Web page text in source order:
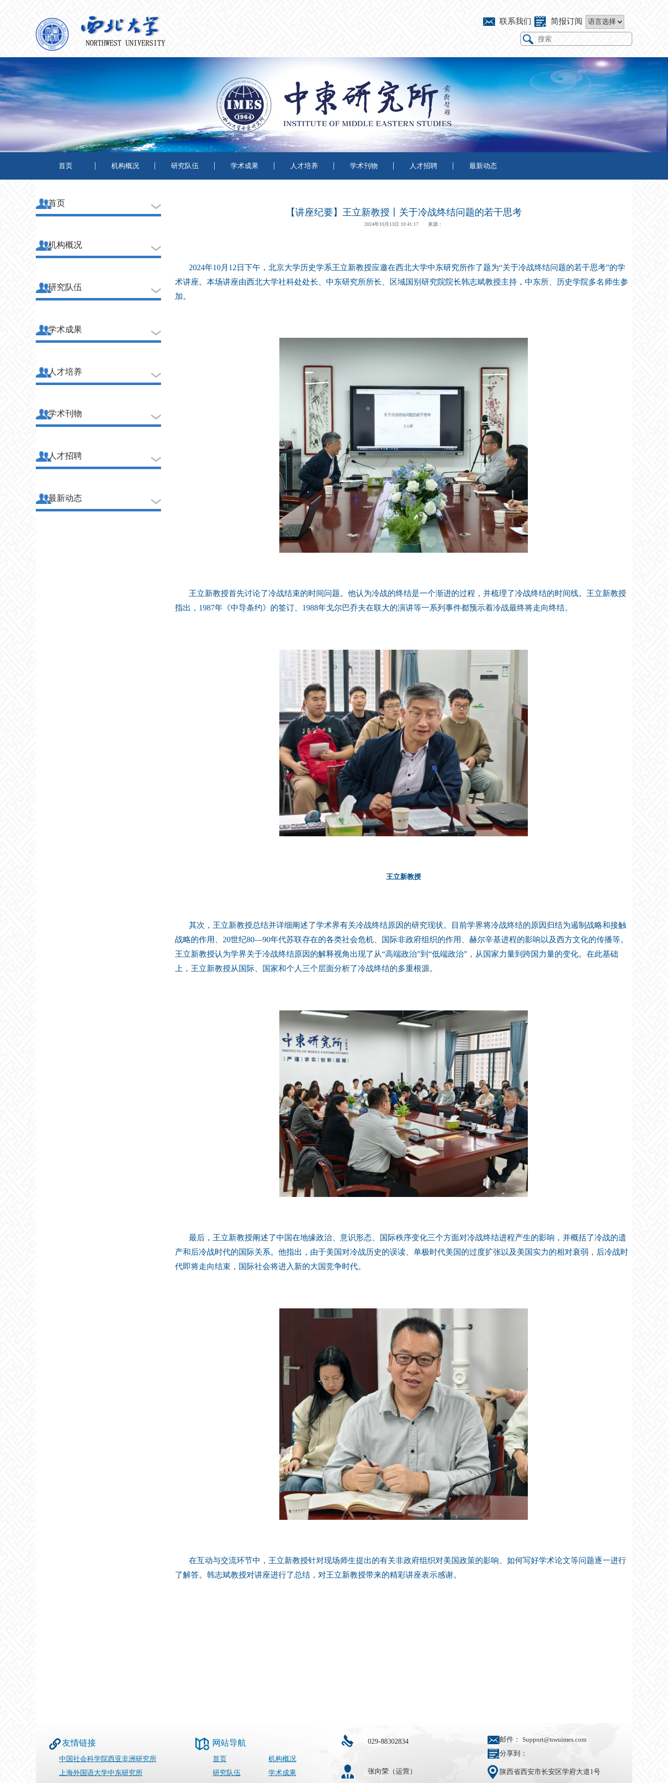
联系我们 简报订阅
首页 机构概况 研究队伍 学术成果 人才培养 学术刊物 人才招聘 最新动态
首页
机构概况
研究队伍
学术成果
人才培养
学术刊物
人才招聘
最新动态
【讲座纪要】王立新教授丨关于冷战终结问题的若干思考
2024年10月13日 10:41:17 来源：
2024年10月12日下午，北京大学历史学系王立新教授应邀在西北大学中东研究所作了题为“关于冷战终结问题的若干思考”的学
术讲座。本场讲座由西北大学社科处处长、中东研究所所长、区域国别研究院院长韩志斌教授主持，中东所、历史学院多名师生参
加。
王立新教授首先讨论了冷战结束的时间问题。他认为冷战的终结是一个渐进的过程，并梳理了冷战终结的时间线。王立新教授
指出，1987年《中导条约》的签订、1988年戈尔巴乔夫在联大的演讲等一系列事件都预示着冷战最终将走向终结。
王立新教授
其次，王立新教授总结并详细阐述了学术界有关冷战终结原因的研究现状。目前学界将冷战终结的原因归结为遏制战略和接触
战略的作用、20世纪80—90年代苏联存在的各类社会危机、国际非政府组织的作用、赫尔辛基进程的影响以及西方文化的传播等。
王立新教授认为学界关于冷战终结原因的解释视角出现了从“高端政治”到“低端政治”，从国家力量到跨国力量的变化。在此基础
上，王立新教授从国际、国家和个人三个层面分析了冷战终结的多重根源。
最后，王立新教授阐述了中国在地缘政治、意识形态、国际秩序变化三个方面对冷战终结进程产生的影响，并概括了冷战的遗
产和后冷战时代的国际关系。他指出，由于美国对冷战历史的误读、单极时代美国的过度扩张以及美国实力的相对衰弱，后冷战时
代即将走向结束，国际社会将进入新的大国竞争时代。
在互动与交流环节中，王立新教授针对现场师生提出的有关非政府组织对美国政策的影响、如何写好学术论文等问题逐一进行
了解答。韩志斌教授对讲座进行了总结，对王立新教授带来的精彩讲座表示感谢。
友情链接
中国社会科学院西亚非洲研究所
上海外国语大学中东研究所
网站导航
首页
机构概况
研究队伍
学术成果
029-88302834
张向荣（运营）
邮件： Support@nwuimes.com
分享到：
陕西省西安市长安区学府大道1号